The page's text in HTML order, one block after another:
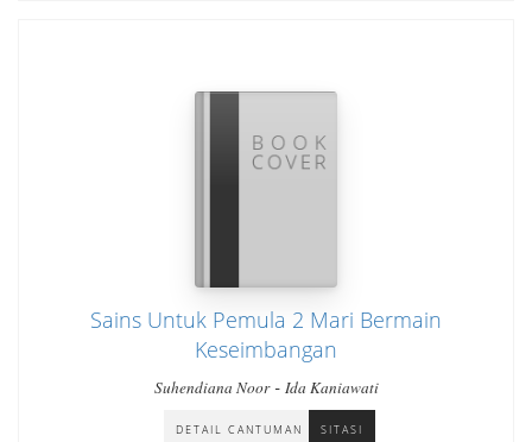
Sains Untuk Pemula 2 Mari Bermain
Keseimbangan
Suhendiana Noor- Ida Kaniawati
DETAIL CANTUMAN SITASI